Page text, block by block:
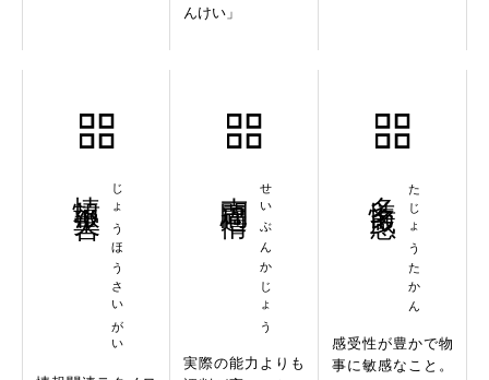
んけい」
じょうほうさいがい せいぶんかじょう
実際の能力よりも
たじょうたかん
感受性が豊かで物
事に敏感なこと。